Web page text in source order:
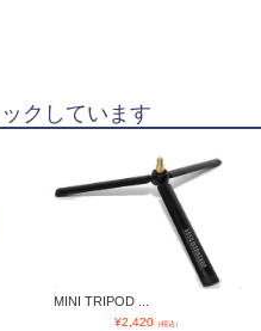
クしています
MINI TRIPOD ...
¥2,420（税込）